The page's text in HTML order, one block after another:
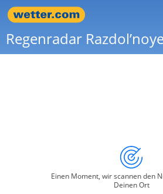
Regenradar
Einen Moment, wir scannen den
Deinen Ort